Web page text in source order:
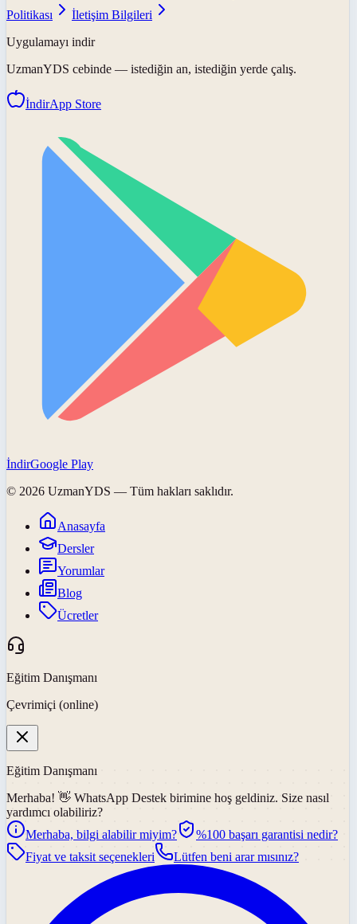
Politikası
İletişim Bilgileri
Uygulamayı indir
UzmanYDS cebinde — istediğin an, istediğin yerde çalış.
İndirApp Store
İndirGoogle Play
© 2026 UzmanYDS — Tüm hakları saklıdır.
Anasayfa
Dersler
Yorumlar
Blog
Ücretler
Eğitim Danışmanı
Çevrimiçi (online)
Eğitim Danışmanı
Merhaba! 👋 WhatsApp Destek birimine hoş geldiniz. Size nasıl
yardımcı olabiliriz?
Merhaba, bilgi alabilir miyim?
%100 başarı garantisi nedir?
Fiyat ve taksit seçenekleri
Lütfen beni arar mısınız?